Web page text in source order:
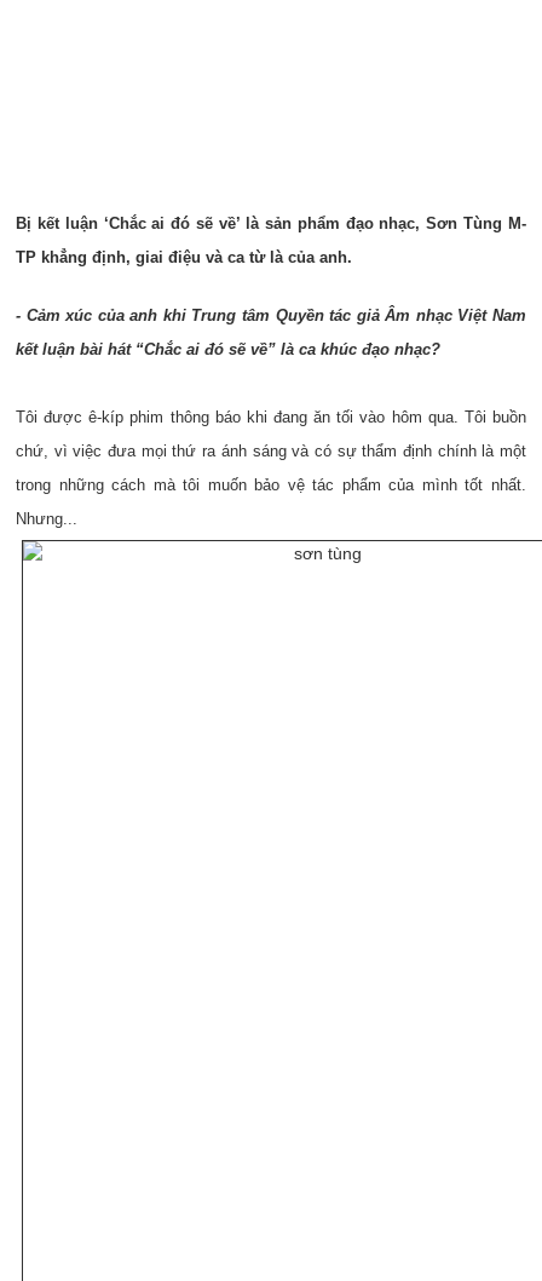
Bị kết luận ‘Chắc ai đó sẽ về’ là sản phẩm đạo nhạc, Sơn Tùng M-
TP khẳng định, giai điệu và ca từ là của anh.
- Cảm xúc của anh khi Trung tâm Quyền tác giả Âm nhạc Việt Nam
kết luận bài hát “Chắc ai đó sẽ về” là ca khúc đạo nhạc?
Tôi được ê-kíp phim thông báo khi đang ăn tối vào hôm qua. Tôi buồn
chứ, vì việc đưa mọi thứ ra ánh sáng và có sự thẩm định chính là một
trong những cách mà tôi muốn bảo vệ tác phẩm của mình tốt nhất.
Nhưng...